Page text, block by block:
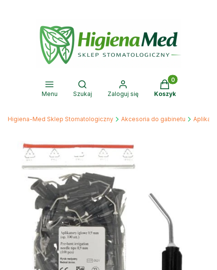
Menu
Otwórz wyszukiwarkę
Szukaj Zaloguj się
Produkty w
Koszyk
Higiena-Med Sklep Stomatologiczny Akcesoria do gabinetu